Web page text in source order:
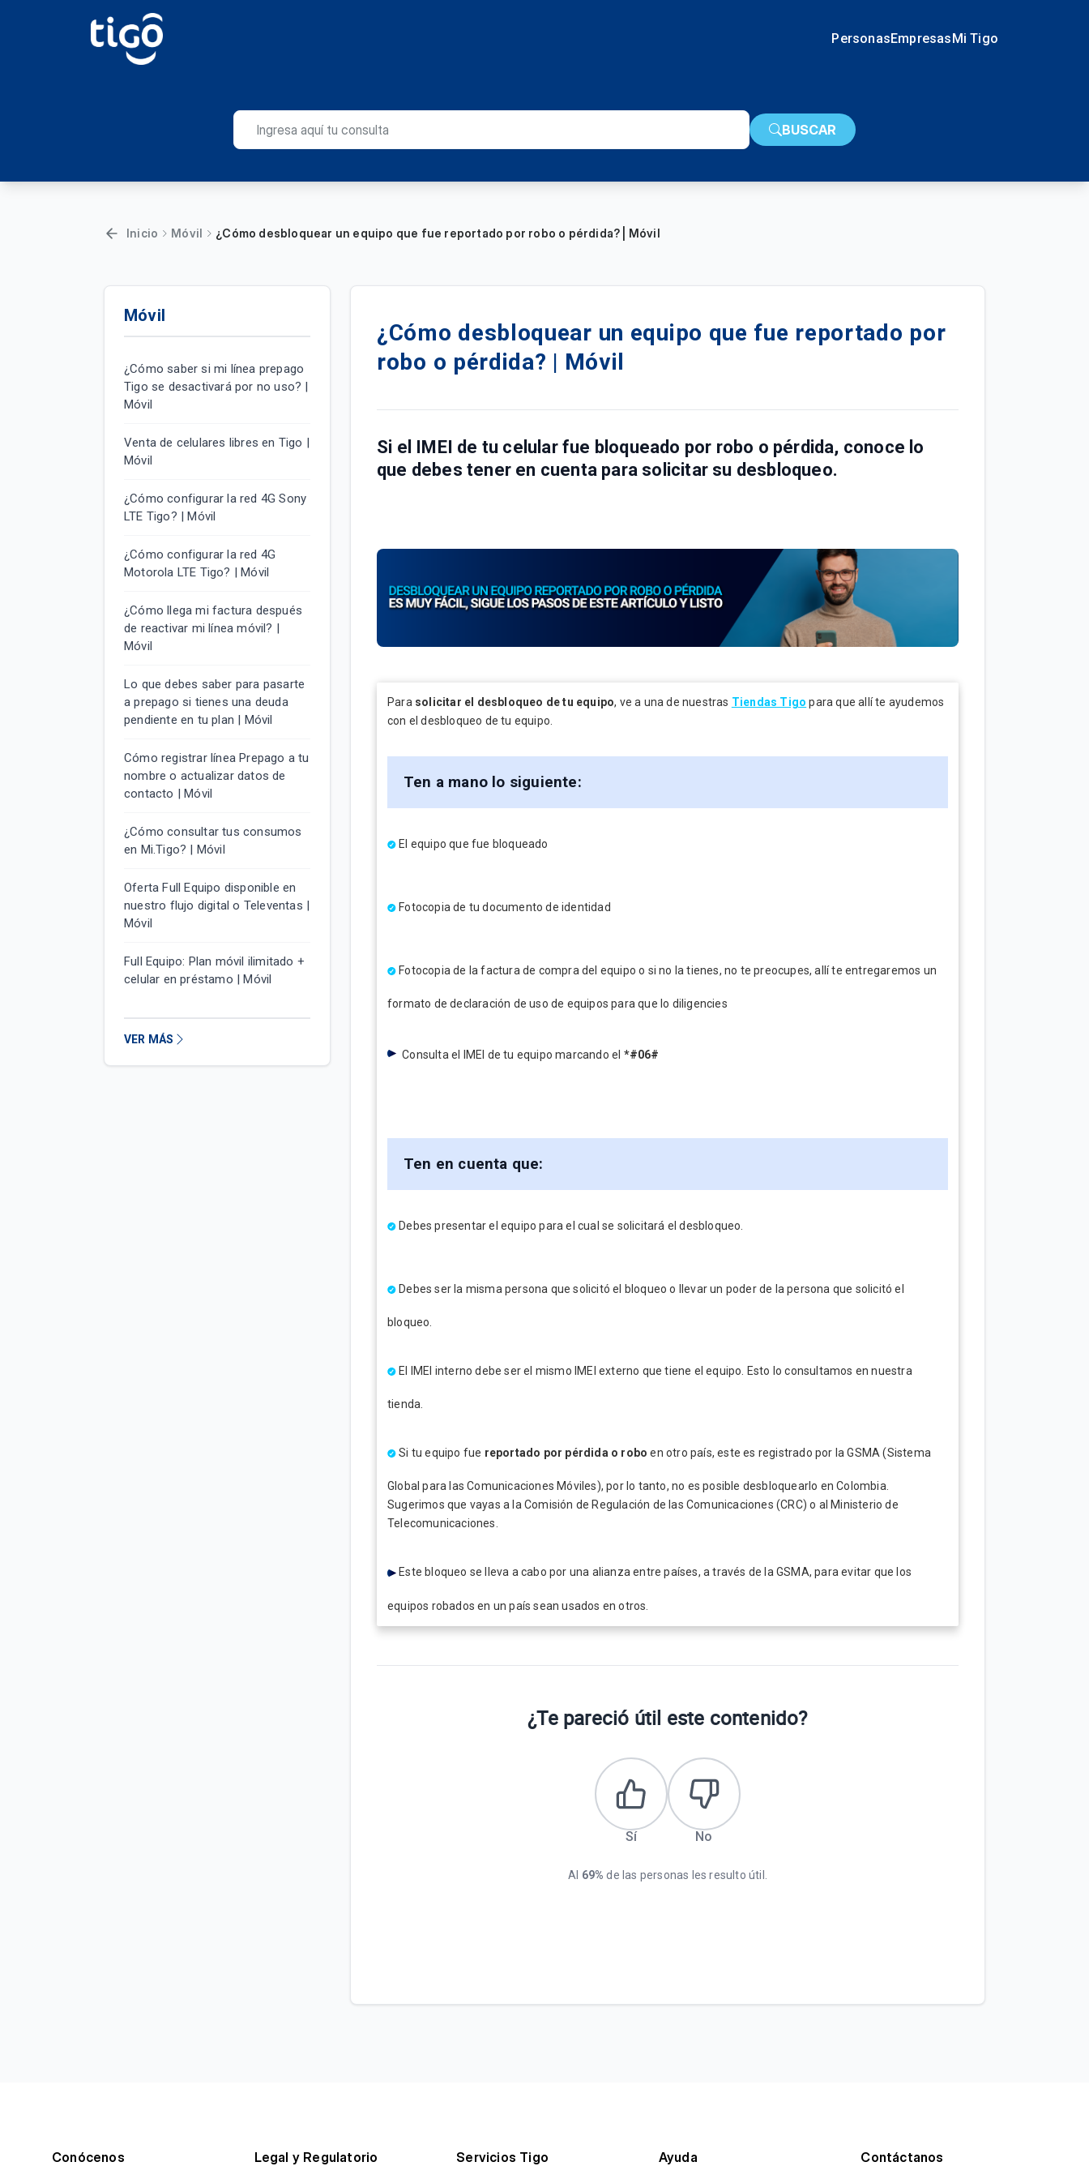
PersonasEmpresasMi Tigo
BUSCAR
Inicio Móvil ¿Cómo desbloquear un equipo que fue reportado por robo o pérdida? | Móvil
Móvil
¿Cómo saber si mi línea prepago
Tigo se desactivará por no uso? |
Móvil
Venta de celulares libres en Tigo |
Móvil
¿Cómo configurar la red 4G Sony
LTE Tigo? | Móvil
¿Cómo configurar la red 4G
Motorola LTE Tigo? | Móvil
¿Cómo llega mi factura después
de reactivar mi línea móvil? |
Móvil
Lo que debes saber para pasarte
a prepago si tienes una deuda
pendiente en tu plan | Móvil
Cómo registrar línea Prepago a tu
nombre o actualizar datos de
contacto | Móvil
¿Cómo consultar tus consumos
en Mi.Tigo? | Móvil
Oferta Full Equipo disponible en
nuestro flujo digital o Televentas |
Móvil
Full Equipo: Plan móvil ilimitado +
celular en préstamo | Móvil
VER MÁS
¿Cómo desbloquear un equipo que fue reportado por
robo o pérdida? | Móvil
Si el IMEI de tu celular fue bloqueado por robo o pérdida, conoce lo
que debes tener en cuenta para solicitar su desbloqueo.
Para solicitar el desbloqueo de tu equipo, ve a una de nuestras Tiendas Tigo para que allí te ayudemos
con el desbloqueo de tu equipo.
Ten a mano lo siguiente:
El equipo que fue bloqueado
Fotocopia de tu documento de identidad
Fotocopia de la factura de compra del equipo o si no la tienes, no te preocupes, allí te entregaremos un
formato de declaración de uso de equipos para que lo diligencies
Consulta el IMEI de tu equipo marcando el *#06#
Ten en cuenta que:
Debes presentar el equipo para el cual se solicitará el desbloqueo.
Debes ser la misma persona que solicitó el bloqueo o llevar un poder de la persona que solicitó el
bloqueo.
El IMEI interno debe ser el mismo IMEI externo que tiene el equipo. Esto lo consultamos en nuestra
tienda.
Si tu equipo fue reportado por pérdida o robo en otro país, este es registrado por la GSMA (Sistema
Global para las Comunicaciones Móviles), por lo tanto, no es posible desbloquearlo en Colombia.
Sugerimos que vayas a la Comisión de Regulación de las Comunicaciones (CRC) o al Ministerio de
Telecomunicaciones.
Este bloqueo se lleva a cabo por una alianza entre países, a través de la GSMA, para evitar que los
equipos robados en un país sean usados en otros.
¿Te pareció útil este contenido?
Sí No
Al 69% de las personas les resulto útil.
Conócenos Legal y Regulatorio Servicios Tigo Ayuda Contáctanos